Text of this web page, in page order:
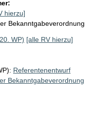
hierzu]
Bekanntgabeverordnung
WP) [alle RV hierzu]
Referentenentwurf
Bekanntgabeverordnung